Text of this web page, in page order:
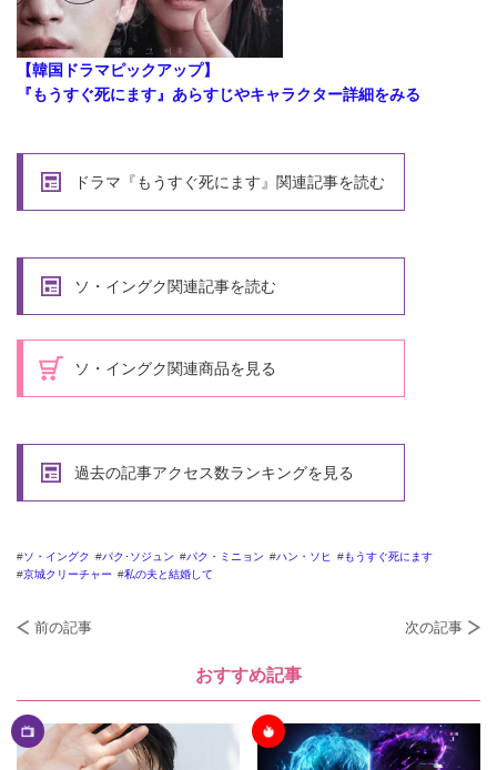
【韓国ドラマピックアップ】
『もうすぐ死にます』あらすじやキャラクター詳細をみる
ドラマ『もうすぐ死にます』関連記事を読む
ソ・イングク関連記事を読む
ソ・イングク関連商品を見る
過去の記事アクセス数ランキングを見る
ソ・イングク パク･ソジュン パク・ミニョン ハン・ソヒ
もうすぐ死にます
京城クリーチャー
私の夫と結婚して
前の記事 次の記事
おすすめ記事